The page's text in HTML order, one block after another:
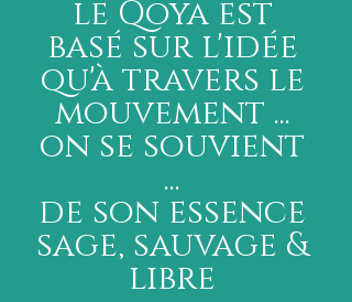
le Qoyaest
basé sur l'idée
qu'à travers le
mouvement ...
on se souvient
...
de son essence
sage, sauvage &
libre